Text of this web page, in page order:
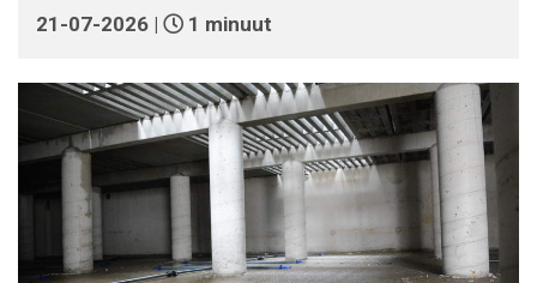
21-07-2026 | 1 minuut